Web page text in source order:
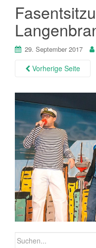
29. September 2017
Vorherige Seite
Suchen